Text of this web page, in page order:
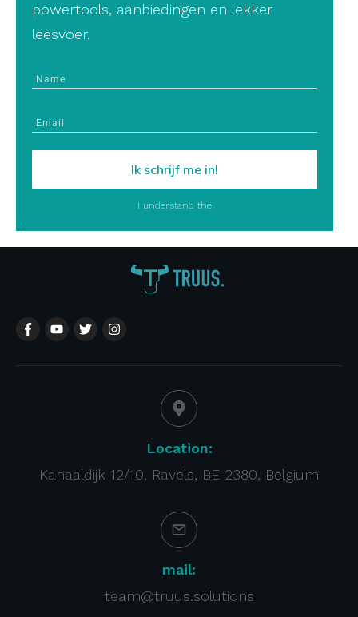
powertools, aanbiedingen en lekker
leesvoer.
Ik schrijf me in!
I understand the
Location:
Kanaaldijk 12/10, Ravels, BE-2380, Belgium
mail:
team@truus.solutions